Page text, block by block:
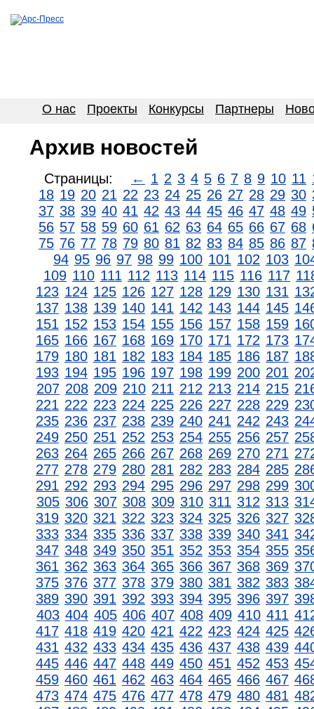
О нас Проекты Конкурсы Партнеры
Архив новостей
Страницы: ← 1 2 3 4 5 6 7 8 9 10 11
18 19 20 21 22 23 24 25 26 27 28 29 30
37 38 39 40 41 42 43 44 45 46 47 48 49
56 57 58 59 60 61 62 63 64 65 66 67 68
75 76 77 78 79 80 81 82 83 84 85 86 87
94 95 96 97 98 99 100 101 102 103
109 110 111 112 113 114 115 116 117
123 124 125 126 127 128 129 130 131
137 138 139 140 141 142 143 144 145
151 152 153 154 155 156 157 158 159
165 166 167 168 169 170 171 172 173
179 180 181 182 183 184 185 186 187
193 194 195 196 197 198 199 200 201
207 208 209 210 211 212 213 214 215
221 222 223 224 225 226 227 228 229
235 236 237 238 239 240 241 242 243
249 250 251 252 253 254 255 256 257
263 264 265 266 267 268 269 270 271
277 278 279 280 281 282 283 284 285
291 292 293 294 295 296 297 298 299
305 306 307 308 309 310 311 312 313
319 320 321 322 323 324 325 326 327
333 334 335 336 337 338 339 340 341
347 348 349 350 351 352 353 354 355
361 362 363 364 365 366 367 368 369
375 376 377 378 379 380 381 382 383
389 390 391 392 393 394 395 396 397
403 404 405 406 407 408 409 410 411
417 418 419 420 421 422 423 424 425
431 432 433 434 435 436 437 438 439
445 446 447 448 449 450 451 452 453
459 460 461 462 463 464 465 466 467
473 474 475 476 477 478 479 480 481